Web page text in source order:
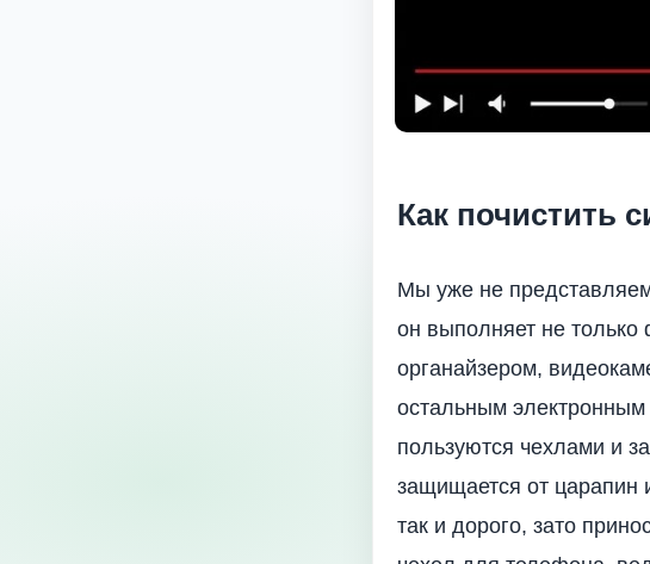
Как почистить
Мы уже не
он выполняет не только
органайзером,
остальным
пользуются чехлами и
защищается от царапин
так и дорого, зато